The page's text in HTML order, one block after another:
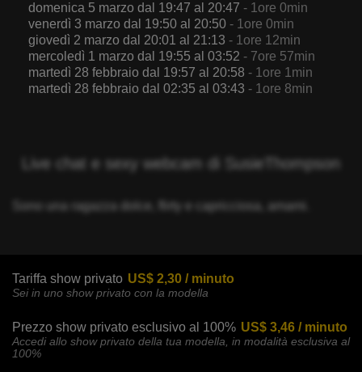
domenica 5 marzo dal 19:47 al 20:47 - 1ore 0min
venerdì 3 marzo dal 19:50 al 20:50 - 1ore 0min
giovedì 2 marzo dal 20:01 al 21:13 - 1ore 12min
mercoledì 1 marzo dal 19:55 al 03:52 - 7ore 57min
martedì 28 febbraio dal 19:57 al 20:58 - 1ore 1min
martedì 28 febbraio dal 02:35 al 03:43 - 1ore 8min
Live chat e sexy webcam di SusieThompson
Sono una ragazza dolce, flirty e capricciosa, amami.
Tariffa show privato US$ 2,30 / minuto
Sei in uno show privato con la modella
Prezzo show privato esclusivo al 100% US$ 3,46 / minuto
Accedi allo show privato della tua modella, in modalità esclusiva al
100%